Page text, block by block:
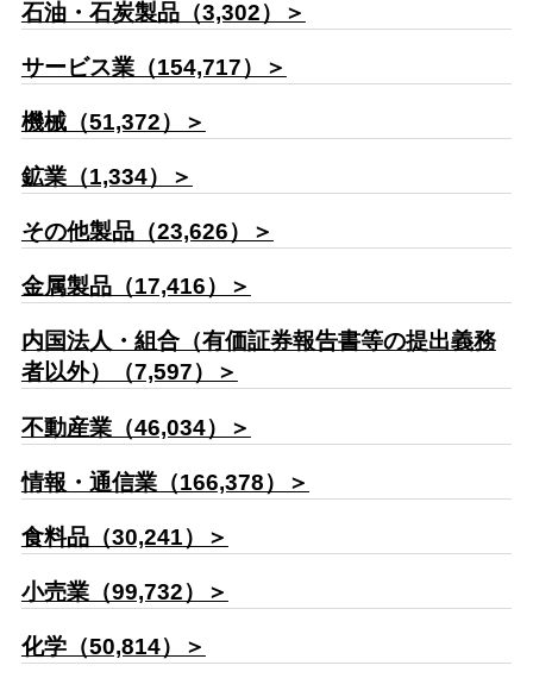
石油・石炭製品（3,302）＞
サービス業（154,717）＞
機械（51,372）＞
鉱業（1,334）＞
その他製品（23,626）＞
金属製品（17,416）＞
内国法人・組合（有価証券報告書等の提出義務
者以外）（7,597）＞
不動産業（46,034）＞
情報・通信業（166,378）＞
食料品（30,241）＞
小売業（99,732）＞
化学（50,814）＞